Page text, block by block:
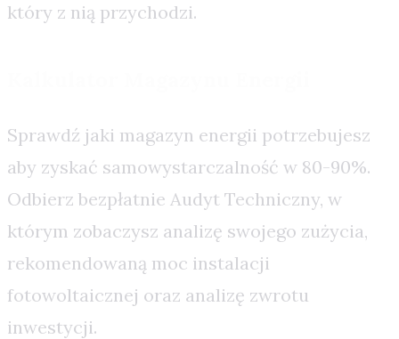
który z nią przychodzi.
Sprawdź jaki magazyn energii potrzebujesz
aby zyskać samowystarczalność w 80-90%.
Odbierz bezpłatnie Audyt Techniczny, w
którym zobaczysz analizę swojego zużycia,
rekomendowaną moc instalacji
fotowoltaicznej oraz analizę zwrotu
inwestycji.